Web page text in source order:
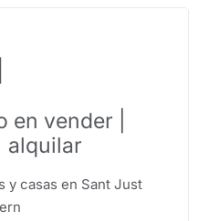
en vender |
alquilar
y casas en Sant Just